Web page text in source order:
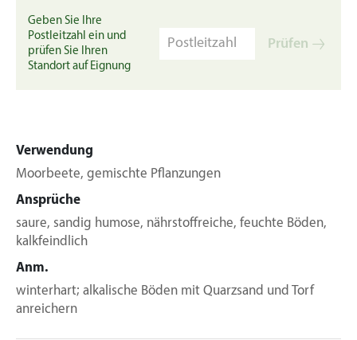
Geben Sie Ihre
Postleitzahl ein und
prüfen Sie Ihren
Standort auf Eignung
Prüfen
Verwendung
Moorbeete, gemischte Pflanzungen
Ansprüche
saure, sandig humose, nährstoffreiche, feuchte Böden,
kalkfeindlich
Anm.
winterhart; alkalische Böden mit Quarzsand und Torf
anreichern